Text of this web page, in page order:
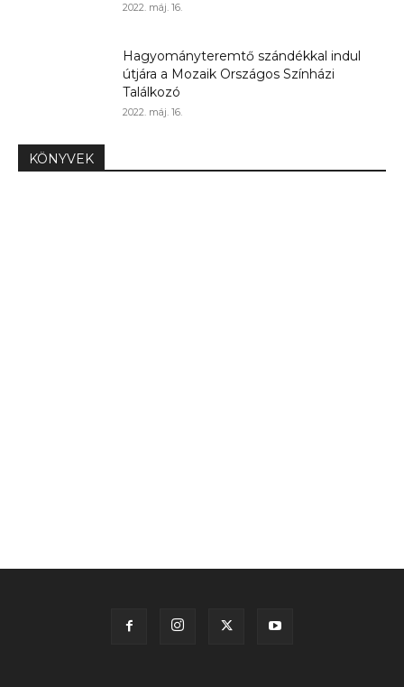
2022. máj. 16.
Hagyományteremtő szándékkal indul
útjára a Mozaik Országos Színházi
Találkozó
2022. máj. 16.
KÖNYVEK